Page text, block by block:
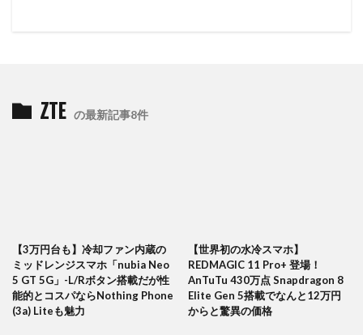
ZTE の最新記事8件
【3万円台も】冷却ファン内蔵の
ミッドレンジスマホ「nubia Neo
5 GT 5G」-L/Rボタン搭載だが性
能的とコスパならNothing Phone
(3a) Liteも魅力
【世界初の水冷スマホ】
REDMAGIC 11 Pro+ 登場！
AnTuTu 430万点 Snapdragon 8
Elite Gen 5搭載でなんと12万円
からと驚異の価格